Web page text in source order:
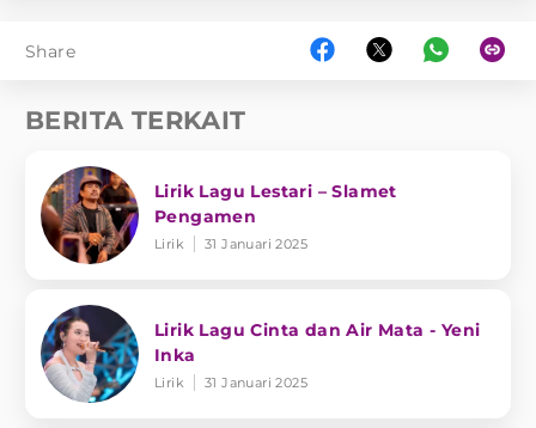
Share
BERITA TERKAIT
Lirik Lagu Lestari – Slamet
Pengamen
Lirik 31 Januari 2025
Lirik Lagu Cinta dan Air Mata - Yeni
Inka
Lirik 31 Januari 2025